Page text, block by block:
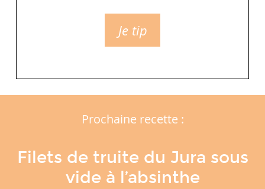
Je tip
Prochaine recette :
Filets de truite du Jura sous
vide à l’absinthe